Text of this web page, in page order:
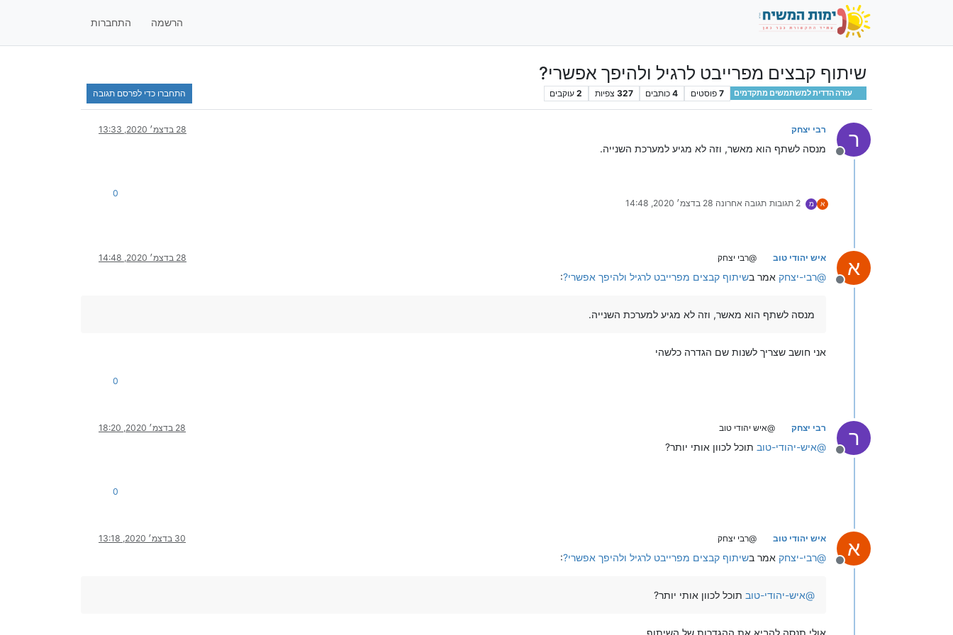
הרשמה התחברות
שיתוף קבצים מפרייבט לרגיל ולהיפך אפשרי?
עזרה הדדית למשתמשים מתקדמים 7 פוסטים 4 כותבים 327 צפיות 2 עוקבים התחברו כדי לפרסם תגובה
ר
מנותק
רבי יצחק 28 בדצמ׳ 2020, 13:33
מנסה לשתף הוא מאשר, וזה לא מגיע למערכת השנייה.
א מ 2 תגובות תגובה אחרונה 28 בדצמ׳ 2020, 14:48
0
א
מנותק
איש יהודי טוב @רבי יצחק 28 בדצמ׳ 2020, 14:48
@רבי-יצחק אמר בשיתוף קבצים מפרייבט לרגיל ולהיפך אפשרי?:
מנסה לשתף הוא מאשר, וזה לא מגיע למערכת השנייה.
אני חושב שצריך לשנות שם הגדרה כלשהי
0
ר
מנותק
רבי יצחק @איש יהודי טוב 28 בדצמ׳ 2020, 18:20
@איש-יהודי-טוב תוכל לכוון אותי יותר?
0
א
מנותק
איש יהודי טוב @רבי יצחק 30 בדצמ׳ 2020, 13:18
@רבי-יצחק אמר בשיתוף קבצים מפרייבט לרגיל ולהיפך אפשרי?:
@איש-יהודי-טוב תוכל לכוון אותי יותר?
אולי תנסה להביא את ההגדרות של השיתוף